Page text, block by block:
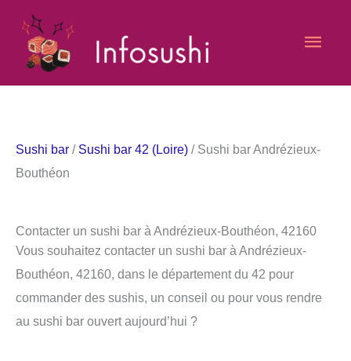
contenu
Sushi bar / Sushi bar 42 (Loire) / Sushi bar Andrézieux-
Bouthéon
Contacter un sushi bar à Andrézieux-Bouthéon, 42160
Vous souhaitez contacter un sushi bar à Andrézieux-
Bouthéon, 42160, dans le département du 42 pour
commander des sushis, un conseil ou pour vous rendre
au sushi bar ouvert aujourd’hui ?